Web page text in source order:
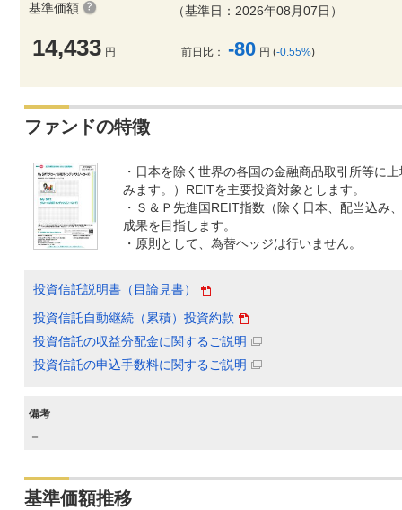
基準価額
14,433 円
（基準日：2026年08月07日）
前日比： -80 円 (-0.55%)
ファンドの特徴
・日本を除く世界の各国の金融商品取引所等に
みます。）REITを主要投資対象とします。
・Ｓ＆Ｐ先進国REIT指数（除く日本、配当込み
成果を目指します。
・原則として、為替ヘッジは行いません。
投資信託説明書（目論見書）
投資信託自動継続（累積）投資約款
投資信託の収益分配金に関するご説明
投資信託の申込手数料に関するご説明
備考
－
基準価額推移